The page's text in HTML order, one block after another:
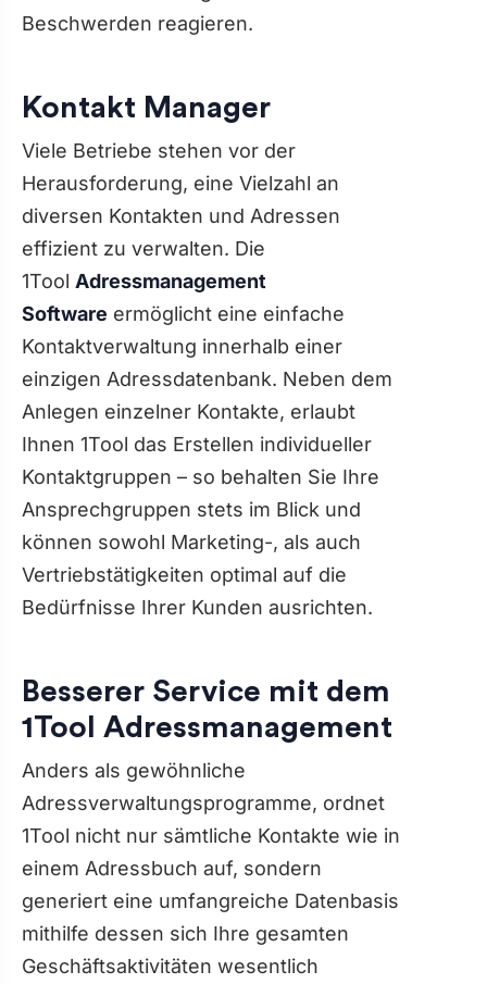
Beschwerden reagieren.
Kontakt Manager
Viele Betriebe stehen vor der
Herausforderung, eine Vielzahl an
diversen Kontakten und Adressen
effizient zu verwalten. Die
1Tool Adressmanagement
Software ermöglicht eine einfache
Kontaktverwaltung innerhalb einer
einzigen Adressdatenbank. Neben dem
Anlegen einzelner Kontakte, erlaubt
Ihnen 1Tool das Erstellen individueller
Kontaktgruppen – so behalten Sie Ihre
Ansprechgruppen stets im Blick und
können sowohl Marketing-, als auch
Vertriebstätigkeiten optimal auf die
Bedürfnisse Ihrer Kunden ausrichten.
Besserer Service mit dem
1Tool Adressmanagement
Anders als gewöhnliche
Adressverwaltungsprogramme, ordnet
1Tool nicht nur sämtliche Kontakte wie in
einem Adressbuch auf, sondern
generiert eine umfangreiche Datenbasis
mithilfe dessen sich Ihre gesamten
Geschäftsaktivitäten wesentlich